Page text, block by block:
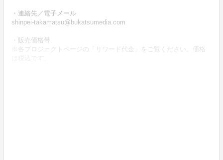
・連絡先／電子メール
shinpei-takamatsu@bukatsumedia.com
・販売価格帯
※各プロジェクトページの「リワード代金」をご覧ください。価格